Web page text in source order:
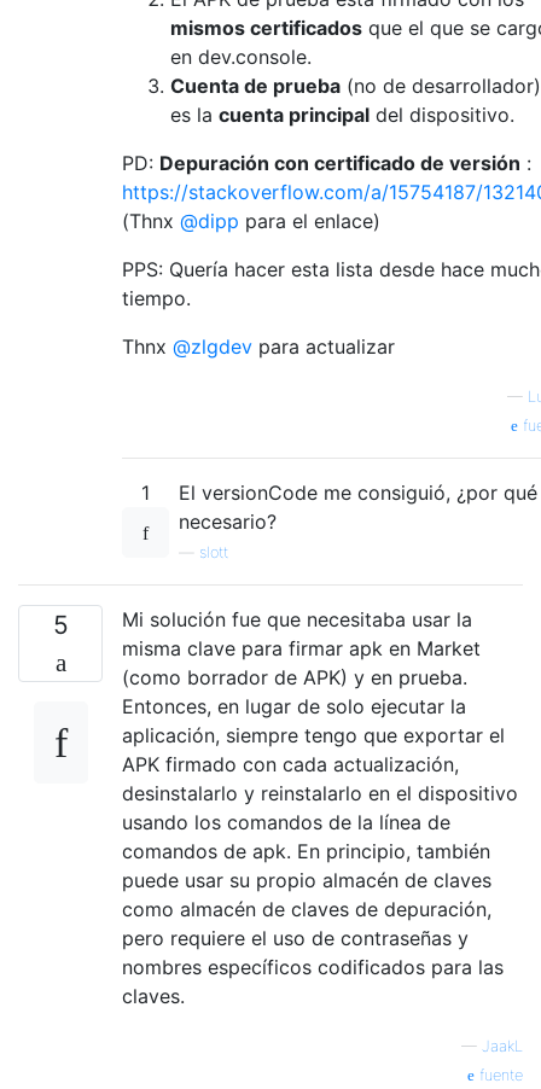
mismos certificados que el que se
en dev.console.
Cuenta de prueba (no de
es la cuenta principal del dispositivo.
PD: Depuración con certificado de versión :
https://stackoverflow.com/a/15754187/
(Thnx @dipp para el enlace)
PPS: Quería hacer esta lista desde hace
tiempo.
Thnx @zlgdev para actualizar
—
1
El versionCode me consiguió, ¿por qué
necesario?
slott
5
Mi solución fue que necesitaba usar la
misma clave para firmar apk en Market
(como borrador de APK) y en prueba.
Entonces, en lugar de solo ejecutar la
aplicación, siempre tengo que exportar el
APK firmado con cada actualización,
desinstalarlo y reinstalarlo en el dispositivo
usando los comandos de la línea de
comandos de apk. En principio, también
puede usar su propio almacén de claves
como almacén de claves de depuración,
pero requiere el uso de contraseñas y
nombres específicos codificados para las
claves.
— JaakL
fuente